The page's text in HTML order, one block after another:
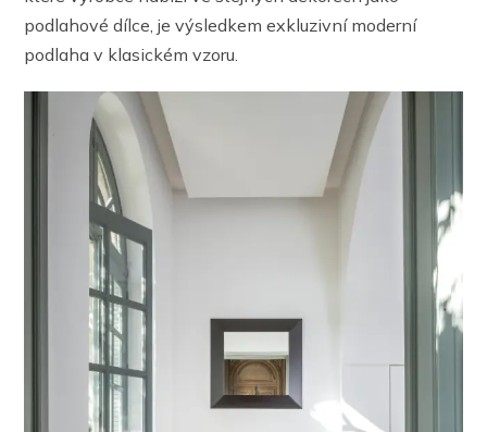
podlahové dílce, je výsledkem exkluzivní moderní
podlaha v klasickém vzoru.